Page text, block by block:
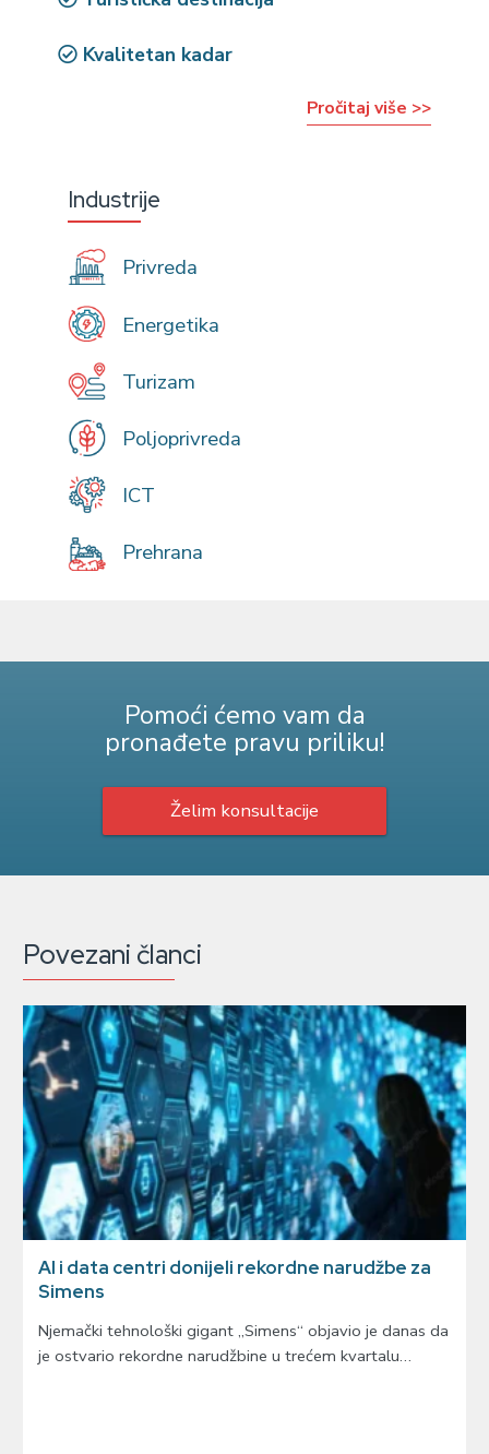
Kvalitetan kadar
Pročitaj više >>
Industrije
Privreda
Energetika
Turizam
Poljoprivreda
ICT
Prehrana
Pomoći ćemo vam da
pronađete pravu priliku!
Želim konsultacije
Povezani članci
AI i data centri donijeli rekordne narudžbe za
Simens
Njemački tehnološki gigant „Simens“ objavio je danas da
je ostvario rekordne narudžbine u trećem kvartalu…